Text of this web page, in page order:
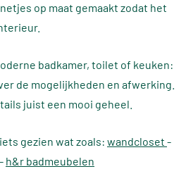
op maat gemaakt zodat het
badkamer, toilet of keuken:
de mogelijkheden en afwerking.
juist een mooi geheel.
gezien wat zoals: wandcloset -
- h&r badmeubelen